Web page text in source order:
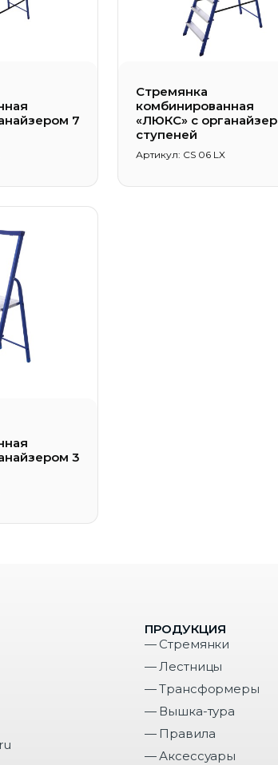
Аксессуары
— Аксессуары и
7
Стремянка
комбинированная
«ЛЮКС» с
ступеней
Артикул: CS 06 LX
3
ПРОДУКЦИЯ
— Стремянки
— Лестницы
— Трансформеры
— Вышка-тура
— Правила
— Аксессуары